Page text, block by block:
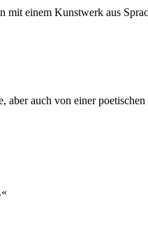
einem Kunstwerk aus
auch von einer